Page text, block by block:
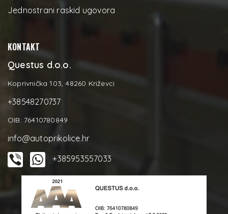
Jednostrani raskid ugovora
KONTAKT
Questus d.o.o.
Koprivnička 103, 48260 Križevci
+38548270737
OIB: 76410780849
info@autoprikolice.hr
+385953557033